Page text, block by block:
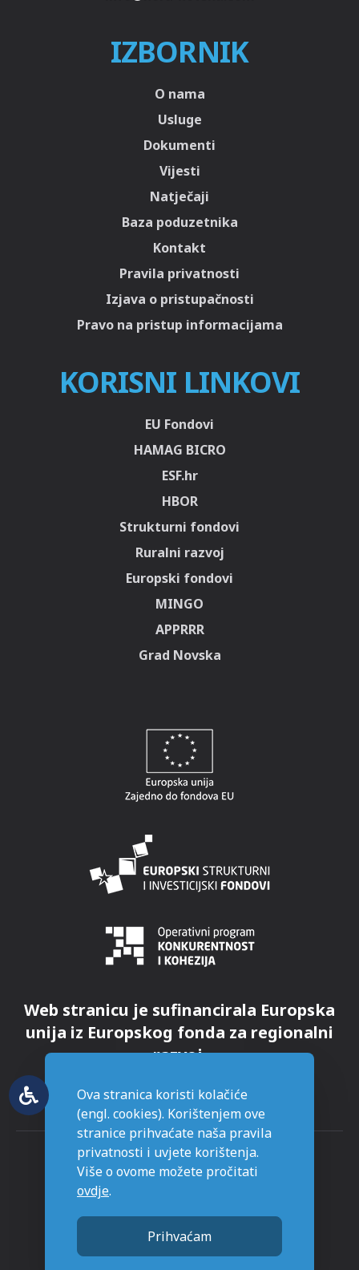
IZBORNIK
O nama
Usluge
Dokumenti
Vijesti
Natječaji
Baza poduzetnika
Kontakt
Pravila privatnosti
Izjava o pristupačnosti
Pravo na pristup informacijama
KORISNI LINKOVI
EU Fondovi
HAMAG BICRO
ESF.hr
HBOR
Strukturni fondovi
Ruralni razvoj
Europski fondovi
MINGO
APPRRR
Grad Novska
Web stranicu je sufinancirala Europska
unija iz Europskog fonda za regionalni
razvoj.
Stranice napravljene sa
Ova stranica koristi kolačiće
(engl. cookies). Korištenjem ove
stranice prihvaćate naša pravila
privatnosti i uvjete korištenja.
Više o ovome možete pročitati
ovdje.
Prihvaćam